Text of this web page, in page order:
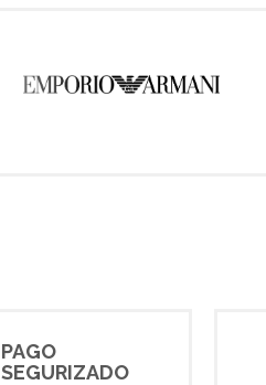
PAGO
SEGURIZADO